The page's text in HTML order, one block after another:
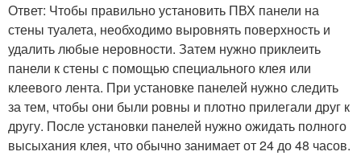
Ответ: Чтобы правильно установить ПВХ панели на
стены туалета, необходимо выровнять поверхность и
удалить любые неровности. Затем нужно приклеить
панели к стены с помощью специального клея или
клеевого лента. При установке панелей нужно следить
за тем, чтобы они были ровны и плотно прилегали друг к
другу. После установки панелей нужно ожидать полного
высыхания клея, что обычно занимает от 24 до 48 часов.